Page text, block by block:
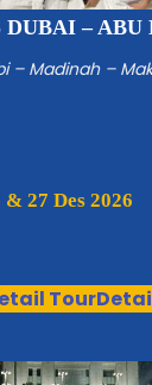
DUBAI – ABU
– Madinah –
& 27 Des 2026
Tour